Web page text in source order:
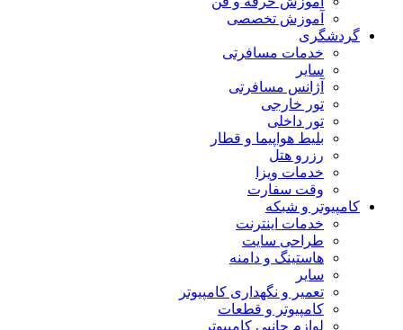
آموزش تخصصی
گردشگری
خدمات مسافرتی
سایر
آژانس مسافرتی
تور خارجی
تور داخلی
بلیط هواپیما و قطار
رزرو هتل
خدمات ویزا
وقت سفارت
کامپیوتر و شبکه
خدمات اینترنت
طراحی سایت
هاستینگ و دامنه
سایر
تعمیر و نگهداری کامپیوتر
کامپیوتر و قطعات
لوازم جانبی کامپیوتر